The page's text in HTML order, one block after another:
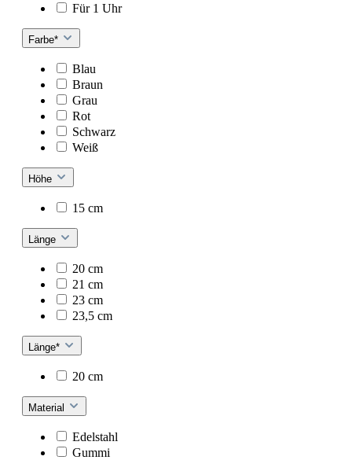
Für 1 Uhr
Farbe*
Blau
Braun
Grau
Rot
Schwarz
Weiß
Höhe
15 cm
Länge
20 cm
21 cm
23 cm
23,5 cm
Länge*
20 cm
Material
Edelstahl
Gummi